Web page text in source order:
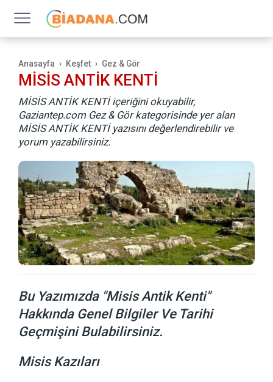
Anasayfa Keşfet Gez & Gör
MİSİS ANTİK KENTİ
MİSİS ANTİK KENTİ içeriğini okuyabilir,
Gaziantep.com Gez & Gör kategorisinde yer alan
MİSİS ANTİK KENTİ yazısını değerlendirebilir ve
yorum yazabilirsiniz.
Bu Yazımızda "Misis Antik Kenti"
Hakkında Genel Bilgiler Ve Tarihi
Geçmişini Bulabilirsiniz.
Misis Kazıları